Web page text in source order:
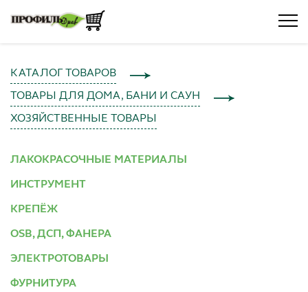
КАТАЛОГ ТОВАРОВ
ТОВАРЫ ДЛЯ ДОМА, БАНИ И САУН
ХОЗЯЙСТВЕННЫЕ ТОВАРЫ
ЛАКОКРАСОЧНЫЕ МАТЕРИАЛЫ
ИНСТРУМЕНТ
КРЕПЁЖ
OSB, ДСП, ФАНЕРА
ЭЛЕКТРОТОВАРЫ
ФУРНИТУРА